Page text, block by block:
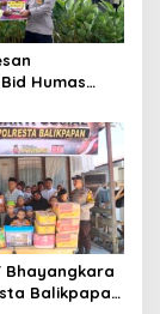
Humas
Spanduk
Stiker
Bhayangkara
Balikpapan